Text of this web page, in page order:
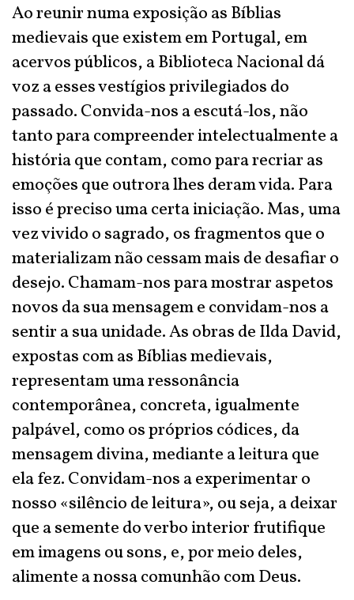
Ao reunir numa exposição as Bíblias
medievais que existem em Portugal, em
acervos públicos, a Biblioteca Nacional dá
voz a esses vestígios privilegiados do
passado. Convida-nos a escutá-los, não
tanto para compreender intelectualmente a
história que contam, como para recriar as
emoções que outrora lhes deram vida. Para
isso é preciso uma certa iniciação. Mas, uma
vez vivido o sagrado, os fragmentos que o
materializam não cessam mais de desafiar o
desejo. Chamam-nos para mostrar aspetos
novos da sua mensagem e convidam-nos a
sentir a sua unidade. As obras de Ilda David,
expostas com as Bíblias medievais,
representam uma ressonância
contemporânea, concreta, igualmente
palpável, como os próprios códices, da
mensagem divina, mediante a leitura que
ela fez. Convidam-nos a experimentar o
nosso «silêncio de leitura», ou seja, a deixar
que a semente do verbo interior frutifique
em imagens ou sons, e, por meio deles,
alimente a nossa comunhão com Deus.